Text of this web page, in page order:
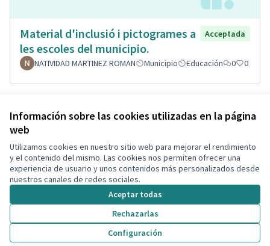
Información sobre las cookies utilizadas en la página
web
Utilizamos cookies en nuestro sitio web para mejorar el rendimiento
y el contenido del mismo. Las cookies nos permiten ofrecer una
experiencia de usuario y unos contenidos más personalizados desde
nuestros canales de redes sociales.
Aceptar todas
Rechazarlas
Configuración
Material d'inclusió i pictogrames a
les escoles del municipio.
Acceptada
NATIVIDAD MARTINEZ ROMAN Municipio Educación 0 0
Ver todas las propuestas retiradas
Términos y condiciones de uso
Configuración de cookies
Decidim Calafell en X
(Enlace externo)
Decidim Calafell en Facebook
Decidim Calafell en YouTube
Decidim Calafell en GitHub
(Enlace externo)
Web creada consoftware libre .
Con licencia
(Enlace